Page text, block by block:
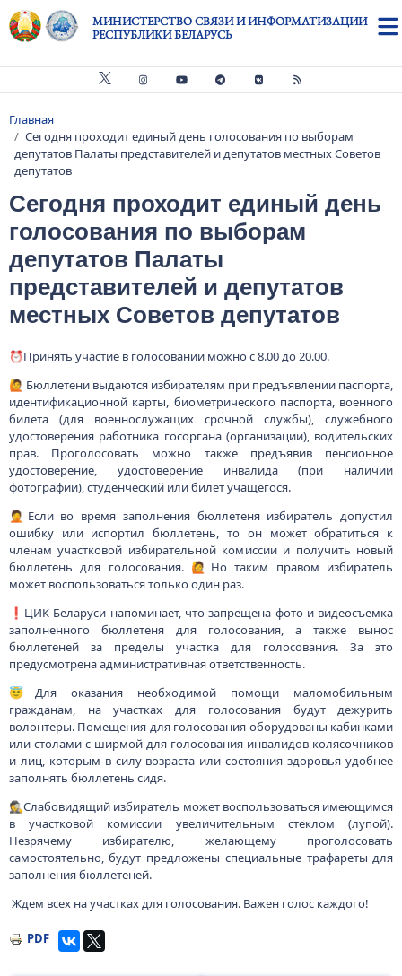
Перейти к основному содержанию
МИНИСТЕРСТВО СВЯЗИ И ИНФОРМАТИЗАЦИИ
РЕСПУБЛИКИ БЕЛАРУСЬ
Строка навигации
Главная
Сегодня проходит единый день голосования по выборам
депутатов Палаты представителей и депутатов местных Советов
депутатов
Сегодня проходит единый день
голосования по выборам
депутатов Палаты
представителей и депутатов
местных Советов депутатов
⏰Принять участие в голосовании можно с 8.00 до 20.00.
🙋 Бюллетени выдаются избирателям при предъявлении паспорта,
идентификационной карты, биометрического паспорта, военного
билета (для военнослужащих срочной службы), служебного
удостоверения работника госоргана (организации), водительских
прав. Проголосовать можно также предъявив пенсионное
удостоверение, удостоверение инвалида (при наличии
фотографии), студенческий или билет учащегося.
🤦Если во время заполнения бюллетеня избиратель допустил
ошибку или испортил бюллетень, то он может обратиться к
членам участковой избирательной комиссии и получить новый
бюллетень для голосования. 🙋Но таким правом избиратель
может воспользоваться только один раз.
❗️ЦИК Беларуси напоминает, что запрещена фото и видеосъемка
заполненного бюллетеня для голосования, а также вынос
бюллетеней за пределы участка для голосования. За это
предусмотрена административная ответственность.
😇Для оказания необходимой помощи маломобильным
гражданам, на участках для голосования будут дежурить
волонтеры. Помещения для голосования оборудованы кабинками
или столами с ширмой для голосования инвалидов-колясочников
и лиц, которым в силу возраста или состояния здоровья удобнее
заполнять бюллетень сидя.
🕵️Слабовидящий избиратель может воспользоваться имеющимся
в участковой комиссии увеличительным стеклом (лупой).
Незрячему избирателю, желающему проголосовать
самостоятельно, будут предложены специальные трафареты для
заполнения бюллетеней.
Ждем всех на участках для голосования. Важен голос каждого!
PDF